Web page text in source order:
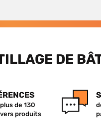
DE
de 130
produits